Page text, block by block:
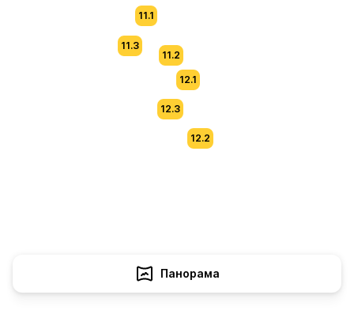
11.3
11.1
11.2
12.1
12.2
12.3
Панорама